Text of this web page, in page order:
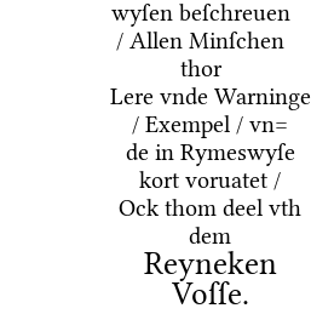
wyſen beſchreuen
/ Allen Minſchen
thor
Lere vnde Warninge
/ Exempel / vn=
de in Rymeswyſe
kort voruatet /
Ock thom deel vth
dem
Reyneken
Voſſe.